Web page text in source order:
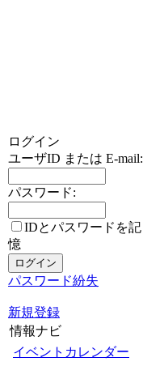
ログイン
ユーザID または E-mail:
パスワード:
IDとパスワードを記
憶
パスワード紛失
新規登録
情報ナビ
イベントカレンダー